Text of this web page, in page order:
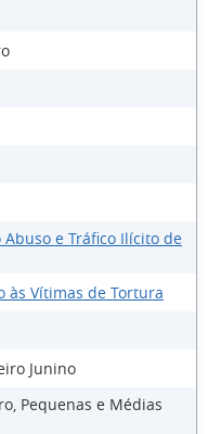
e Tráfico Ilícito de
às Vítimas de Tortura
Junino
Pequenas e Médias